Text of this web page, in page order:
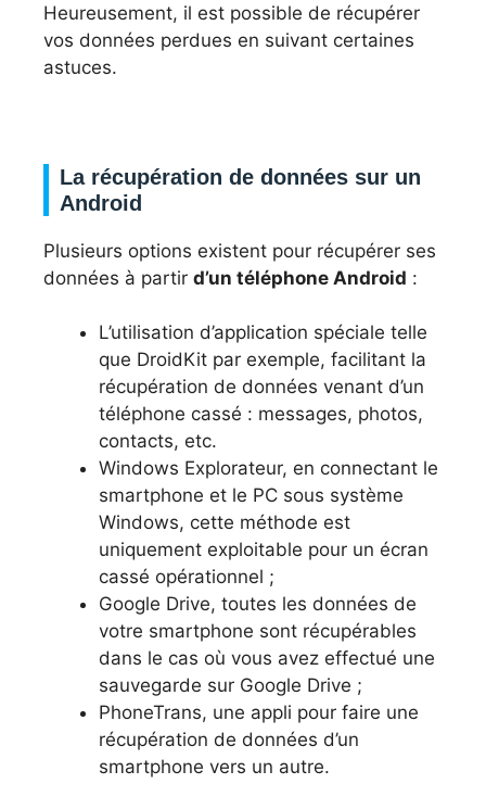
Heureusement, il est possible de récupérer
vos données perdues en suivant certaines
astuces.
La récupération de données sur un
Android
Plusieurs options existent pour récupérer ses
données à partir d’un téléphone Android :
L’utilisation d’application spéciale telle
que DroidKit par exemple, facilitant la
récupération de données venant d’un
téléphone cassé : messages, photos,
contacts, etc.
Windows Explorateur, en connectant le
smartphone et le PC sous système
Windows, cette méthode est
uniquement exploitable pour un écran
cassé opérationnel ;
Google Drive, toutes les données de
votre smartphone sont récupérables
dans le cas où vous avez effectué une
sauvegarde sur Google Drive ;
PhoneTrans, une appli pour faire une
récupération de données d’un
smartphone vers un autre.